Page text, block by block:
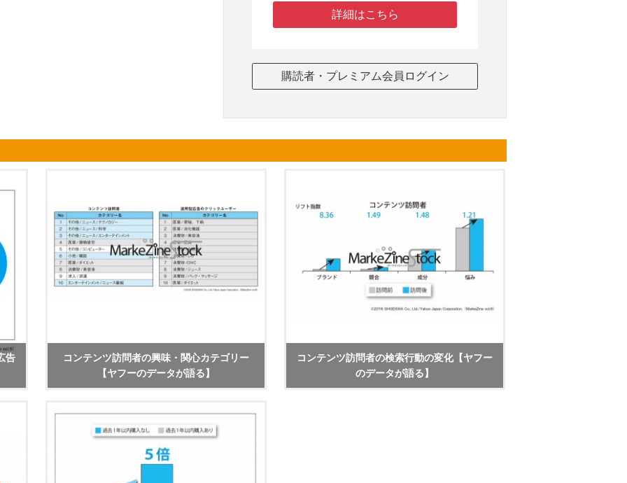
詳細はこちら
購読者・プレミアム会員ログイン
告
コンテンツ訪問者の興味・関心カテゴリー
【ヤフーのデータが語る】
コンテンツ訪問者の検索行動の変化【ヤフー
のデータが語る】